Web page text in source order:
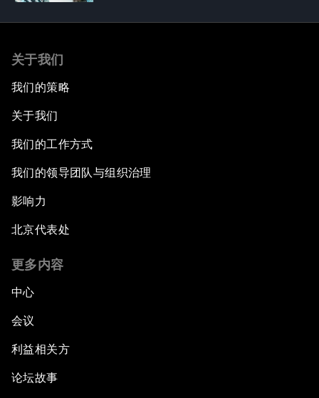
关于我们
我们的策略
关于我们
我们的工作方式
我们的领导团队与组织治理
影响力
北京代表处
更多内容
中心
会议
利益相关方
论坛故事